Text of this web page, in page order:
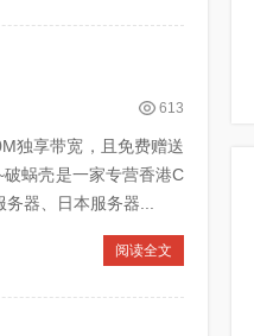
613
独享带宽，且免费赠送
蜗壳是一家专营香港C
器、日本服务器...
阅读全文